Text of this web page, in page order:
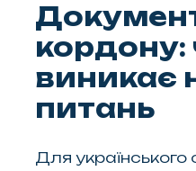
кордону:
виникає
питань
Для українського